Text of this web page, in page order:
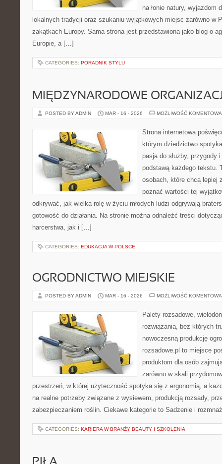
na łonie natury, wyjazdom
lokalnych tradycji oraz szukaniu wyjątkowych miejsc zarówno w
zakątkach Europy. Sama strona jest przedstawiona jako blog o
Europie, a […]
CATEGORIES: PORADNIK STYLU
MIĘDZYNARODOWE
POSTED BY ADMIN MAR - 16 - 2026 MOŻLIWOŚĆ
Strona internetowa
którym dziedzictwo
pasja do służby, przygody
podstawą każdego tekstu.
osobach, które chcą lepiej
poznać wartości tej
odkrywać, jak wielką rolę w życiu młodych ludzi odgrywają
gotowość do działania. Na stronie można odnaleźć treści
harcerstwa, jak i […]
CATEGORIES: EDUKACJA W POLSCE
OGRODNICTWO MIEJSKIE
POSTED BY ADMIN MAR - 16 - 2026 MOŻLIWOŚĆ
Palety rozsadowe,
rozwiązania, bez których
nowoczesną produkcję
rozsadowe.pl to miejsce
produktom dla osób
zarówno w skali
przestrzeń, w której użyteczność spotyka się z ergonomią, a
na realne potrzeby związane z wysiewem, produkcją rozsady,
zabezpieczaniem roślin. Ciekawe kategorie to Sadzenie i
CATEGORIES: KARIERA W BRANŻY BEAUTY I SZKOLENIA